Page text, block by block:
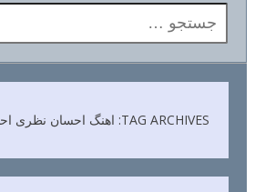
جستجو برای:
TAG ARCHIVES: اهنگ احسان نظری احساس عاشقی 128K